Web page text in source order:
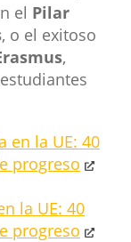
el Pilar
, o el exitoso
,
en la UE: 40
progreso
la UE: 40
progreso